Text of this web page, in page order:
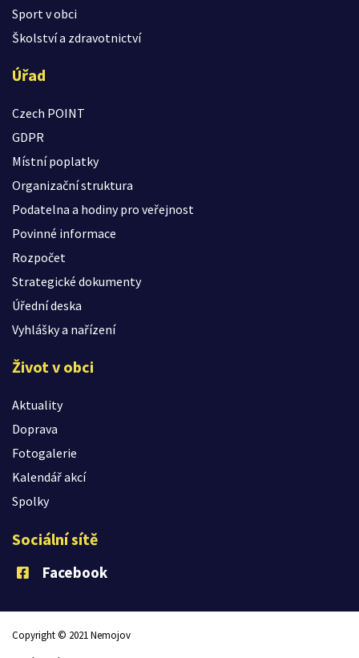
Sport v obci
Školství a zdravotnictví
Úřad
Czech POINT
GDPR
Místní poplatky
Organizační struktura
Podatelna a hodiny pro veřejnost
Povinné informace
Rozpočet
Strategické dokumenty
Úřední deska
Vyhlášky a nařízení
Život v obci
Aktuality
Doprava
Fotogalerie
Kalendář akcí
Spolky
Sociální sítě
Facebook
Copyright © 2021 Nemojov